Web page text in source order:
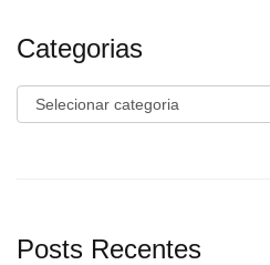
Categorias
Categorias
Posts Recentes